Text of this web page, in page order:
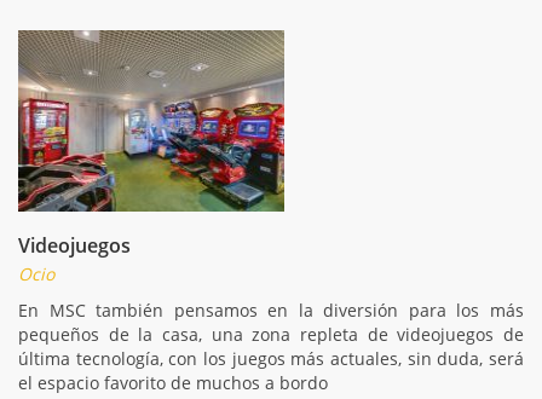
Videojuegos
Ocio
En MSC también pensamos en la diversión para los más
pequeños de la casa, una zona repleta de videojuegos de
última tecnología, con los juegos más actuales, sin duda, será
el espacio favorito de muchos a bordo